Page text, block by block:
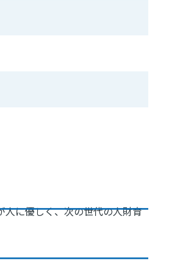
に優しく、次の世代の人財育